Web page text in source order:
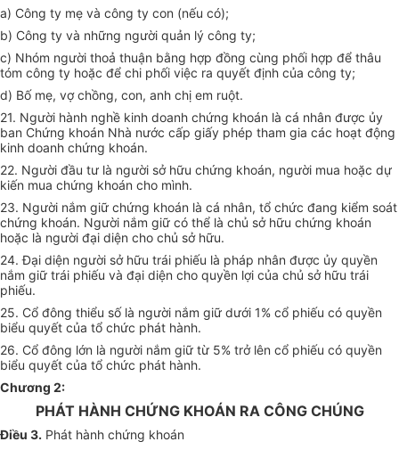
a) Công ty mẹ và công ty con (nếu có);
b) Công ty và những người quản lý công ty;
c) Nhóm người thoả thuận bằng hợp đồng cùng phối hợp để thâu
tóm công ty hoặc để chi phối việc ra quyết định của công ty;
d) Bố mẹ, vợ chồng, con, anh chị em ruột.
21. Người hành nghề kinh doanh chứng khoán là cá nhân được ủy
ban Chứng khoán Nhà nước cấp giấy phép tham gia các hoạt động
kinh doanh chứng khoán.
22. Người đầu tư là người sở hữu chứng khoán, người mua hoặc dự
kiến mua chứng khoán cho mình.
23. Người nắm giữ chứng khoán là cá nhân, tổ chức đang kiểm soát
chứng khoán. Người nắm giữ có thể là chủ sở hữu chứng khoán
hoặc là người đại diện cho chủ sở hữu.
24. Đại diện người sở hữu trái phiếu là pháp nhân được ủy quyền
nắm giữ trái phiếu và đại diện cho quyền lợi của chủ sở hữu trái
phiếu.
25. Cổ đông thiểu số là người nắm giữ dưới 1% cổ phiếu có quyền
biểu quyết của tổ chức phát hành.
26. Cổ đông lớn là người nắm giữ từ 5% trở lên cổ phiếu có quyền
biểu quyết của tổ chức phát hành.
Chương 2:
PHÁT HÀNH CHỨNG KHOÁN RA CÔNG CHÚNG
Điều 3. Phát hành chứng khoán